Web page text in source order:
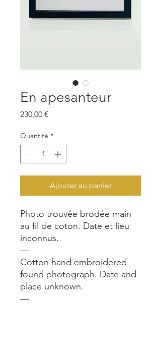
En apesanteur
230,00 €
Quantité *
Ajouter au panier
Photo trouvée brodée main
au fil de coton. Date et lieu
inconnus.
—
Cotton hand embroidered
found photograph. Date and
place unknown.
—